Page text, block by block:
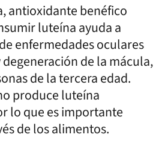
antioxidante benéfico
luteína ayuda a
enfermedades oculares
de la mácula,
de la tercera edad.
produce luteína
lo que es importante
de los alimentos.